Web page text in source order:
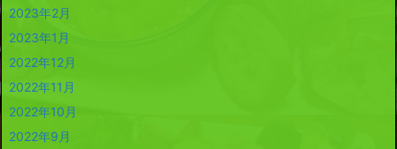
2023年2月
2023年1月
2022年12月
2022年11月
2022年10月
2022年9月